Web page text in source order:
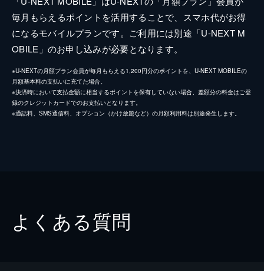
毎月もらえるポイントを活用することで、スマホ代がお得
になるモバイルプランです。ご利用には別途「U-NEXT M
OBILE」のお申し込みが必要となります。
※U-NEXTの月額プラン会員が毎月もらえる1,200円分のポイントを、U-NEXT MOBILEの
月額基本料の支払いに充てた場合。
※決済時において支払金額に相当するポイントを保有していない場合、差額分の料金はご登
録のクレジットカードでのお支払いとなります。
※通話料、SMS通信料、オプション（かけ放題など）の月額利用料は別途発生します。
よくある質問